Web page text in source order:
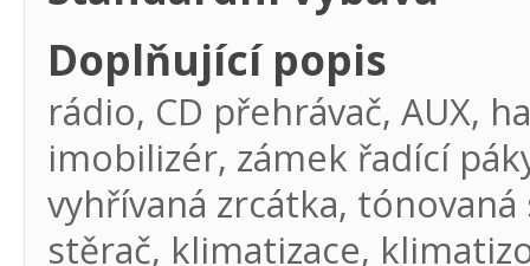
Doplňující popis
rádio, CD přehrávač, AUX,
imobilizér, zámek řadící
vyhřívaná zrcátka,
stěrač, klimatizace,